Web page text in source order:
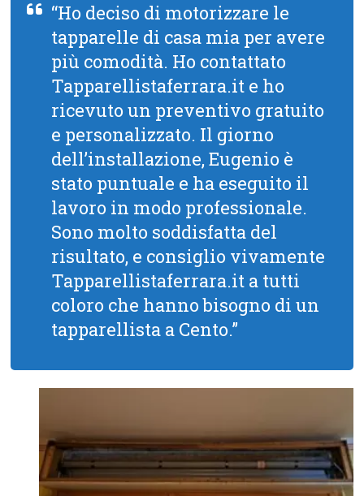
“Ho deciso di motorizzare le
tapparelle di casa mia per avere
più comodità. Ho contattato
Tapparellistaferrara.it e ho
ricevuto un preventivo gratuito
e personalizzato. Il giorno
dell’installazione, Eugenio è
stato puntuale e ha eseguito il
lavoro in modo professionale.
Sono molto soddisfatta del
risultato, e consiglio vivamente
Tapparellistaferrara.it a tutti
coloro che hanno bisogno di un
tapparellista a Cento.”